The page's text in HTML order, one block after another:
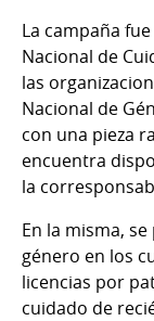
La campaña
Nacional de
las
Nacional de
con una pieza
encuentra
la
En la misma,
género en los
licencias por
cuidado de